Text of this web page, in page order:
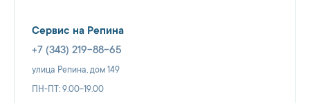
Сервис на Репина
+7 (343) 219-88-65
улица Репина, дом 149
ПН-ПТ: 9.00-19.00